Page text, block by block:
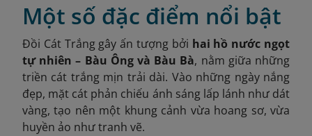
Một số đặc điểm nổi bật
Đồi Cát Trắng gây ấn tượng bởi hai hồ nước ngọt
tự nhiên – Bàu Ông và Bàu Bà, nằm giữa những
triền cát trắng mịn trải dài. Vào những ngày nắng
đẹp, mặt cát phản chiếu ánh sáng lấp lánh như dát
vàng, tạo nên một khung cảnh vừa hoang sơ, vừa
huyền ảo như tranh vẽ.